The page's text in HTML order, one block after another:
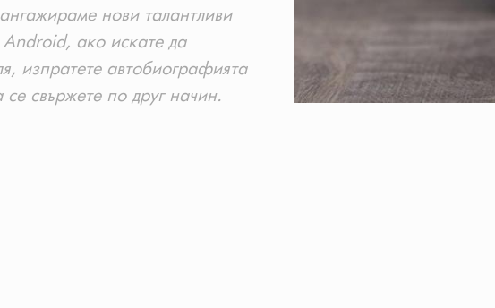
нови талантливи
ако искате да
изпратете автобиографията
свържете по друг начин.